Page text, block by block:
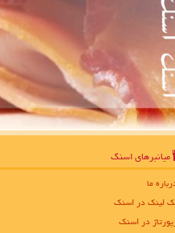
میانبرهای اسنك
ما
لینک در اسنك
در اسنك